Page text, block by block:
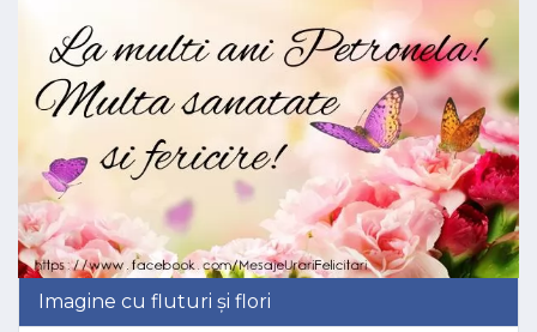
Imagine cu fluturi și flori